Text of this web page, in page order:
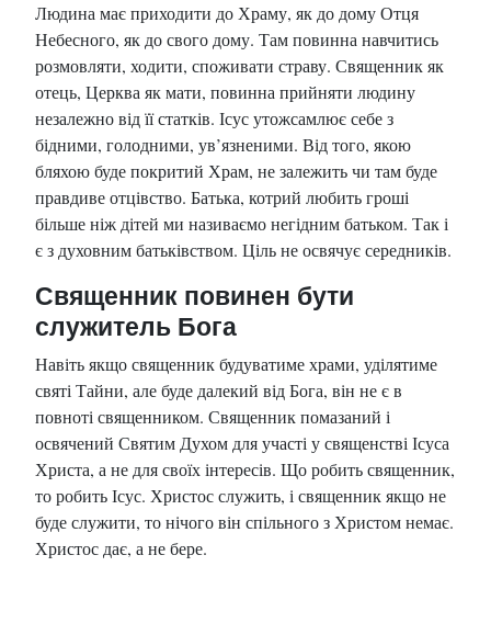
Людина має приходити до Храму, як до дому Отця
Небесного, як до свого дому. Там повинна навчитись
розмовляти, ходити, споживати страву. Священник як
отець, Церква як мати, повинна прийняти людину
незалежно від її статків. Ісус утожсамлює себе з
бідними, голодними, ув’язненими. Від того, якою
бляхою буде покритий Храм, не залежить чи там буде
правдиве отцівство. Батька, котрий любить гроші
більше ніж дітей ми називаємо негідним батьком. Так і
є з духовним батьківством. Ціль не освячує середників.
Священник повинен бути
служитель Бога
Навіть якщо священник будуватиме храми, уділятиме
святі Тайни, але буде далекий від Бога, він не є в
повноті священником. Священник помазаний і
освячений Святим Духом для участі у священстві Ісуса
Христа, а не для своїх інтересів. Що робить священник,
то робить Ісус. Христос служить, і священник якщо не
буде служити, то нічого він спільного з Христом немає.
Христос дає, а не бере.